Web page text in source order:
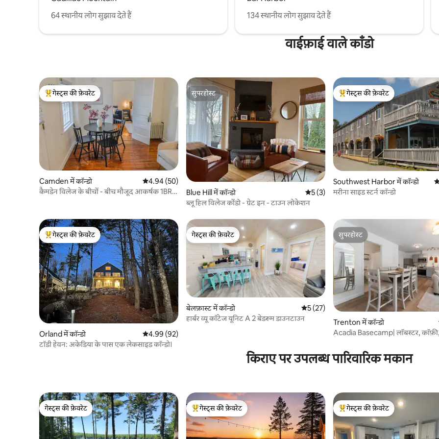
64 स्थानीय लोग सुझाव देते हैं
134 स्थानीय लोग सुझाव देते हैं
वाईफ़ाई वाले काँडो
गेस्ट्स का टॉप फ़ेवरेट
गेस्ट्स की फ़ेवरेट
Camden में कॉन्डो औसत रेटिंग 5 में से 4.94, 50 समीक्षाएँ
4.94 (50)
कैमडेन विलेज के बीचों - बीच मौजूद आकर्षक 1BR
सुपरहोस्ट
सुपरहोस्ट
Blue Hill में कॉन्डो औसत रेटिंग 5 में से 5, 3 समीक्षाएँ
5 (3)
ब्लू हिल विलेज कोंडो - ग्रेट इन - टाउन लोकेशन
गेस्ट्स का टॉप फ़ेवरेट
गेस्ट्स की फ़ेवरेट
Southwest Harbor में कॉन्डो
मरीना साइड स्टर्न कॉन्डो
गेस्ट्स का टॉप फ़ेवरेट
गेस्ट्स की फ़ेवरेट
Orland में कॉन्डो औसत रेटिंग 5 में से 4.99, 92 समीक्षाएँ
4.99 (92)
टॉडी हेवन: अकेडिया के पास एक लेकसाइड कॉन्डो।
गेस्ट्स की फ़ेवरेट
गेस्ट्स की फ़ेवरेट
बेलफ़ास्ट में कॉन्डो औसत रेटिंग 5 में से 5, 27 समीक्षाएँ
5 (27)
हार्बर व्यू कॉटेज यूनिट A 2 बेडरूम डाउनटाउन
सुपरहोस्ट
सुपरहोस्ट
Trenton में कॉन्डो
Acadia Basecamp| लॉबस्टर,
किराए पर उपलब्ध पारिवारिक मकान
गेस्ट्स की फ़ेवरेट
गेस्ट्स की फ़ेवरेट
गेस्ट्स का टॉप फ़ेवरेट
गेस्ट्स की फ़ेवरेट
गेस्ट्स का टॉप फ़ेवरेट
गेस्ट्स की फ़ेवरेट